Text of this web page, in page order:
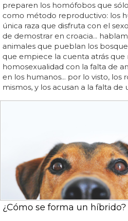
preparen los homófobos que
como método reproductivo: los
única raza que disfruta con el
de demostrar en croacia...
animales que pueblan los
que empiece la cuenta atrás que
homosexualidad con la falta de
en los humanos... por lo visto, los
mismos, y los acusan a la falta de
¿Cómo se forma un híbrido?